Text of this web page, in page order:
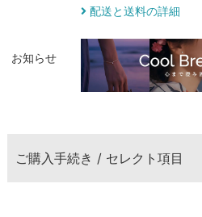
配送と送料の詳細
お知らせ
ご購入手続き / セレクト項目